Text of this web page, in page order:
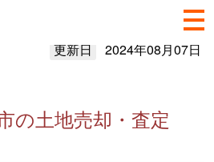
更新日 2024年08月07日
の土地売却・査定